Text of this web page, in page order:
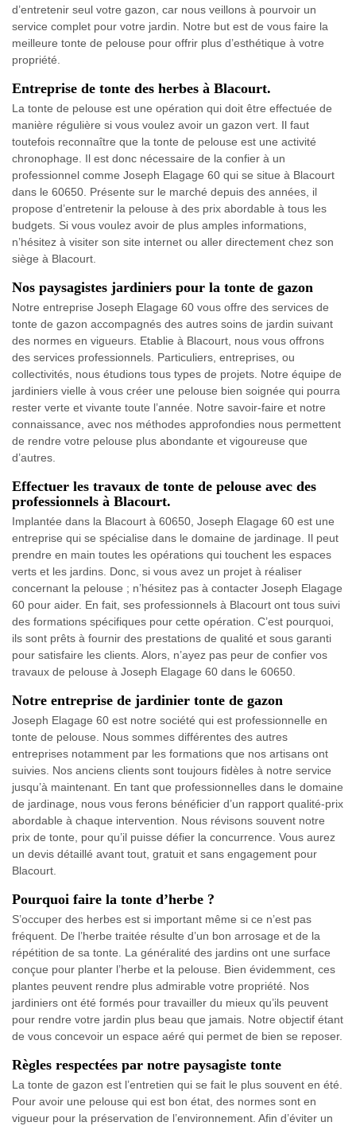
d’entretenir seul votre gazon, car nous veillons à pourvoir un
service complet pour votre jardin. Notre but est de vous faire la
meilleure tonte de pelouse pour offrir plus d’esthétique à votre
propriété.
Entreprise de tonte des herbes à Blacourt.
La tonte de pelouse est une opération qui doit être effectuée de
manière régulière si vous voulez avoir un gazon vert. Il faut
toutefois reconnaître que la tonte de pelouse est une activité
chronophage. Il est donc nécessaire de la confier à un
professionnel comme Joseph Elagage 60 qui se situe à Blacourt
dans le 60650. Présente sur le marché depuis des années, il
propose d’entretenir la pelouse à des prix abordable à tous les
budgets. Si vous voulez avoir de plus amples informations,
n’hésitez à visiter son site internet ou aller directement chez son
siège à Blacourt.
Nos paysagistes jardiniers pour la tonte de gazon
Notre entreprise Joseph Elagage 60 vous offre des services de
tonte de gazon accompagnés des autres soins de jardin suivant
des normes en vigueurs. Etablie à Blacourt, nous vous offrons
des services professionnels. Particuliers, entreprises, ou
collectivités, nous étudions tous types de projets. Notre équipe de
jardiniers vielle à vous créer une pelouse bien soignée qui pourra
rester verte et vivante toute l’année. Notre savoir-faire et notre
connaissance, avec nos méthodes approfondies nous permettent
de rendre votre pelouse plus abondante et vigoureuse que
d’autres.
Effectuer les travaux de tonte de pelouse avec des
professionnels à Blacourt.
Implantée dans la Blacourt à 60650, Joseph Elagage 60 est une
entreprise qui se spécialise dans le domaine de jardinage. Il peut
prendre en main toutes les opérations qui touchent les espaces
verts et les jardins. Donc, si vous avez un projet à réaliser
concernant la pelouse ; n’hésitez pas à contacter Joseph Elagage
60 pour aider. En fait, ses professionnels à Blacourt ont tous suivi
des formations spécifiques pour cette opération. C’est pourquoi,
ils sont prêts à fournir des prestations de qualité et sous garanti
pour satisfaire les clients. Alors, n’ayez pas peur de confier vos
travaux de pelouse à Joseph Elagage 60 dans le 60650.
Notre entreprise de jardinier tonte de gazon
Joseph Elagage 60 est notre société qui est professionnelle en
tonte de pelouse. Nous sommes différentes des autres
entreprises notamment par les formations que nos artisans ont
suivies. Nos anciens clients sont toujours fidèles à notre service
jusqu’à maintenant. En tant que professionnelles dans le domaine
de jardinage, nous vous ferons bénéficier d’un rapport qualité-prix
abordable à chaque intervention. Nous révisons souvent notre
prix de tonte, pour qu’il puisse défier la concurrence. Vous aurez
un devis détaillé avant tout, gratuit et sans engagement pour
Blacourt.
Pourquoi faire la tonte d’herbe ?
S’occuper des herbes est si important même si ce n’est pas
fréquent. De l’herbe traitée résulte d’un bon arrosage et de la
répétition de sa tonte. La généralité des jardins ont une surface
conçue pour planter l’herbe et la pelouse. Bien évidemment, ces
plantes peuvent rendre plus admirable votre propriété. Nos
jardiniers ont été formés pour travailler du mieux qu’ils peuvent
pour rendre votre jardin plus beau que jamais. Notre objectif étant
de vous concevoir un espace aéré qui permet de bien se reposer.
Règles respectées par notre paysagiste tonte
La tonte de gazon est l’entretien qui se fait le plus souvent en été.
Pour avoir une pelouse qui est bon état, des normes sont en
vigueur pour la préservation de l’environnement. Afin d’éviter un